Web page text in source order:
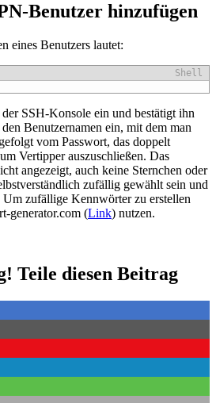
Benutzer hinzufügen
eines Benutzers lautet:
Shell
SSH-Konsole ein und bestätigt ihn
Benutzernamen ein, mit dem man
vom Passwort, das doppelt
Vertipper auszuschließen. Das
angezeigt, auch keine Sternchen oder
zufällig gewählt sein und
zufällige Kennwörter zu erstellen
generator.com (Link) nutzen.
Teile diesen Beitrag